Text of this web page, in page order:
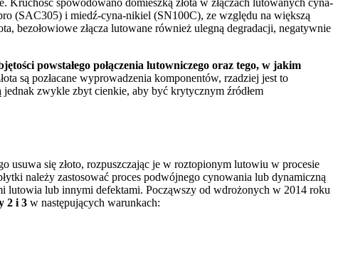
Kruchość spowodowano domieszką złota w złączach lutowanych cyna-
(SAC305) i miedź-cyna-nikiel (SN100C), ze względu na większą
bezołowiowe złącza lutowane również ulegną degradacji, negatywnie
powstałego połączenia lutowniczego oraz tego, w jakim
są pozłacane wyprowadzenia komponentów, rzadziej jest to
zwykle zbyt cienkie, aby być krytycznym źródłem
usuwa się złoto, rozpuszczając je w roztopionym lutowiu w procesie
należy zastosować proces podwójnego cynowania lub dynamiczną
lutowia lub innymi defektami. Począwszy od wdrożonych w 2014 roku
2 i 3 w następujących warunkach: